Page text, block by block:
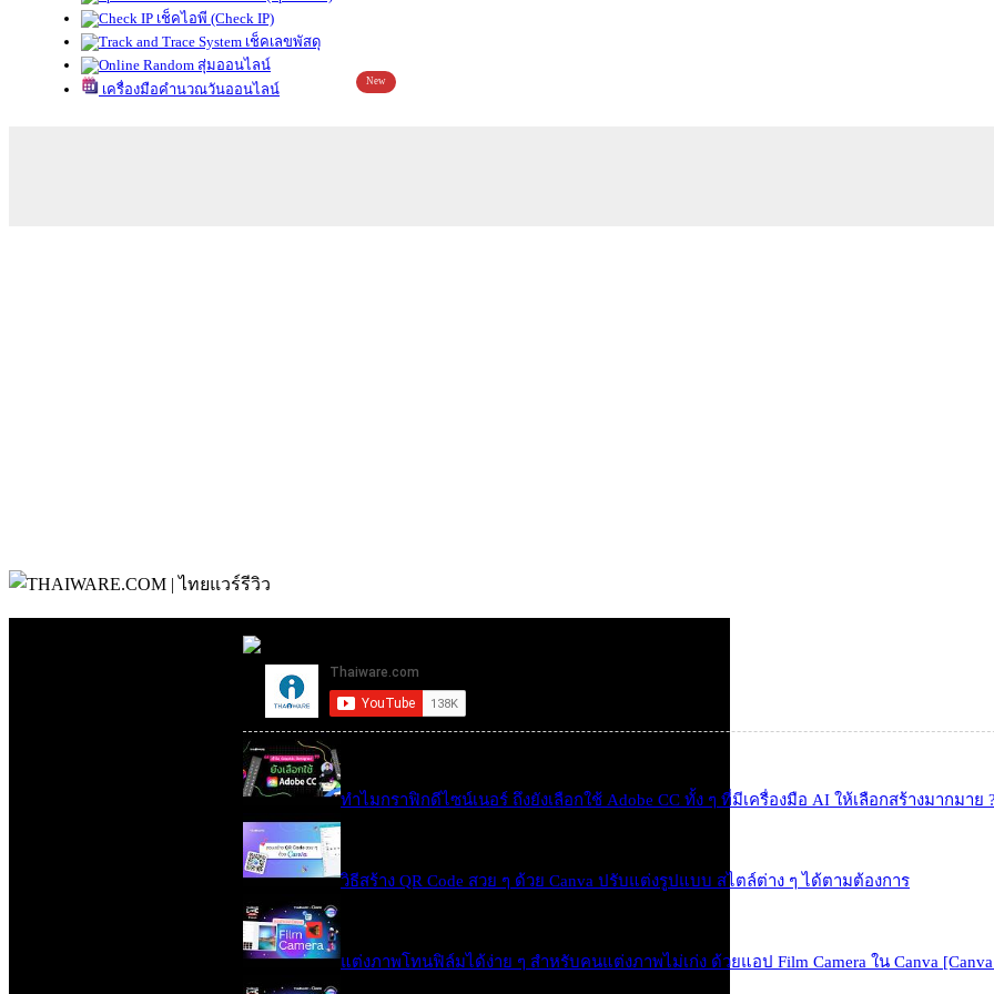
เช็คไอพี (Check IP)
เช็คเลขพัสดุ
สุ่มออนไลน์
เครื่องมือคำนวณวันออนไลน์
New
ทำไมกราฟิกดีไซน์เนอร์ ถึงยังเลือกใช้ Adobe CC ทั้ง ๆ ที่มีเครื่องมือ AI ให้เลือกสร้างมากมาย ?
วิธีสร้าง QR Code สวย ๆ ด้วย Canva ปรับแต่งรูปแบบ สไตล์ต่าง ๆ ได้ตามต้องการ
แต่งภาพโทนฟิล์มได้ง่าย ๆ สำหรับคนแต่งภาพไม่เก่ง ด้วยแอป Film Camera ใน Canva [Canva